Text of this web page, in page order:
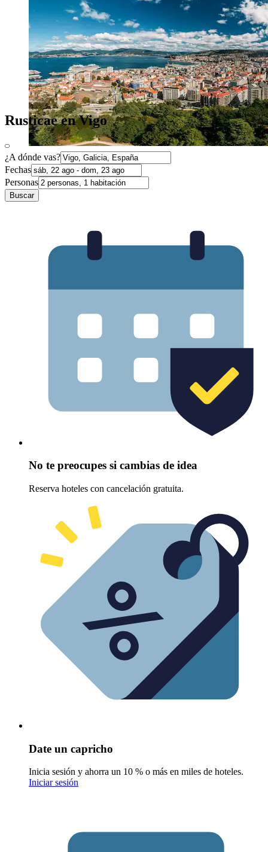
Rusticae en Vigo
¿A dónde vas?
Fechas
Personas
Buscar
No te preocupes si cambias de idea
Reserva hoteles con cancelación gratuita.
Date un capricho
Inicia sesión y ahorra un 10 % o más en miles de hoteles.
Iniciar sesión